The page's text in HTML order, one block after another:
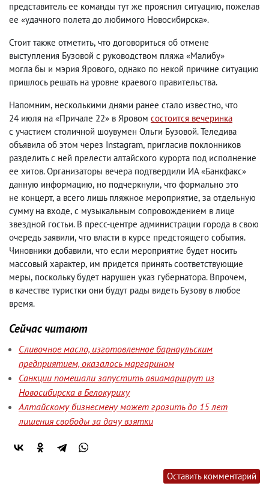
представитель ее команды тут же прояснил ситуацию, пожелав
ее «удачного полета до любимого Новосибирска».
Стоит также отметить, что договориться об отмене
выступления Бузовой с руководством пляжа «Малибу»
могла бы и мэрия Ярового, однако по некой причине ситуацию
пришлось решать на уровне краевого правительства.
Напомним, несколькими днями ранее стало известно, что
24 июля на «Причале 22» в Яровом состоится вечеринка
с участием столичной шоувумен Ольги Бузовой. Теледива
объявила об этом через Instagram, пригласив поклонников
разделить с ней прелести алтайского курорта под исполнение
ее хитов. Организаторы вечера подтвердили ИА «Банкфакс»
данную информацию, но подчеркнули, что формально это
не концерт, а всего лишь пляжное мероприятие, за отдельную
сумму на входе, с музыкальным сопровождением в лице
звездной гостьи. В пресс-центре администрации города в свою
очередь заявили, что власти в курсе предстоящего события.
Чиновники добавили, что если мероприятие будет носить
массовый характер, им придется принять соответствующие
меры, поскольку будет нарушен указ губернатора. Впрочем,
в качестве туристки они будут рады видеть Бузову в любое
время.
Сейчас читают
Сливочное масло, изготовленное барнаульским
предприятием, оказалось маргарином
Санкции помешали запустить авиамаршрут из
Новосибирска в Белокуриху
Алтайскому бизнесмену может грозить до 15 лет
лишения свободы за дачу взятки
Оставить комментарий